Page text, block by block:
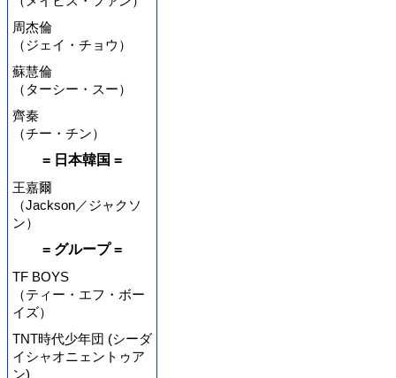
周杰倫
（ジェイ・チョウ）
蘇慧倫
（ターシー・スー）
齊秦
（チー・チン）
= 日本韓国 =
王嘉爾
（Jackson／ジャクソ
ン）
= グループ =
TF BOYS
（ティー・エフ・ボー
イズ）
TNT時代少年団 (シーダ
イシャオニェントゥア
ン)